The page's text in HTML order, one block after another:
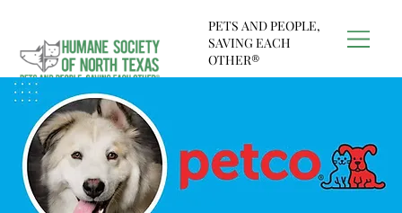
PETS AND PEOPLE,
SAVING EACH
OTHER®